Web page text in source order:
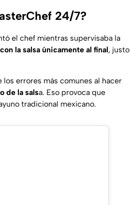
24/7?
el chef mientras supervisaba la
la salsa únicamente al final, justo
errores más comunes al hacer
de la salsa. Eso provoca que
tradicional mexicano.